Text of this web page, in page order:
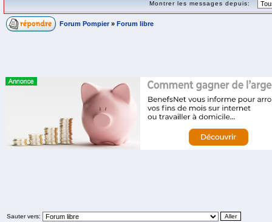
Montrer les messages depuis:
Forum Pompier » Forum libre
Sauter vers: